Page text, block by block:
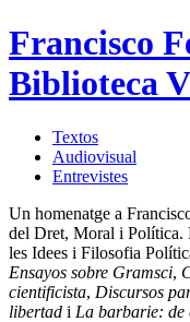
Francisco
Biblioteca
Textos
Audiovisual
Entrevistes
Un homenatge a
del Dret, Moral i Política.
les Idees i Filosofia
Ensayos sobre Gramsci,
cientificista, Discursos
libertad i La barbarie: de